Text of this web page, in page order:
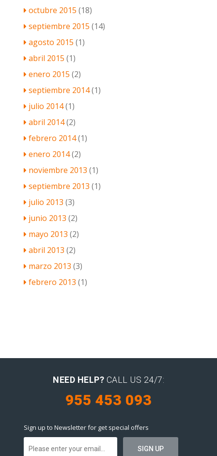
octubre 2015 (18)
septiembre 2015 (14)
agosto 2015 (1)
abril 2015 (1)
enero 2015 (2)
septiembre 2014(1)
julio 2014(1)
abril 2014(2)
febrero 2014(1)
enero 2014(2)
noviembre 2013 (1)
septiembre 2013 (1)
julio 2013 (3)
junio 2013 (2)
mayo 2013 (2)
abril 2013 (2)
marzo 2013 (3)
febrero 2013 (1)
NEED HELP? CALL US 24/7:
955 453 093
Sign up to Newsletter for get special offers